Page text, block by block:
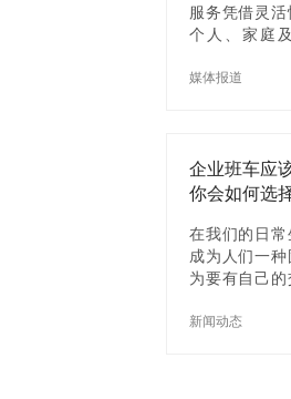
服务凭借灵
个人、家庭
政策推动，
项，助您科学
2025年北京租
豪华车型及
灵活多样，
及长期合约
响，消费者
媒体报道
企业班车应
你会如何选
在我们的日
成为人们一
为要有自己
限，消费者
新闻动态